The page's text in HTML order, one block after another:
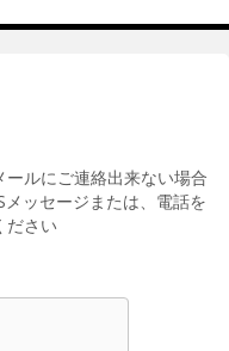
ルにご連絡出来ない場合
ッセージまたは、電話を
ださい